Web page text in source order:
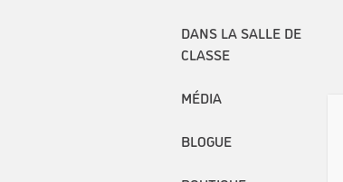
DANS LA SALLE DE
CLASSE
MÉDIA
BLOGUE